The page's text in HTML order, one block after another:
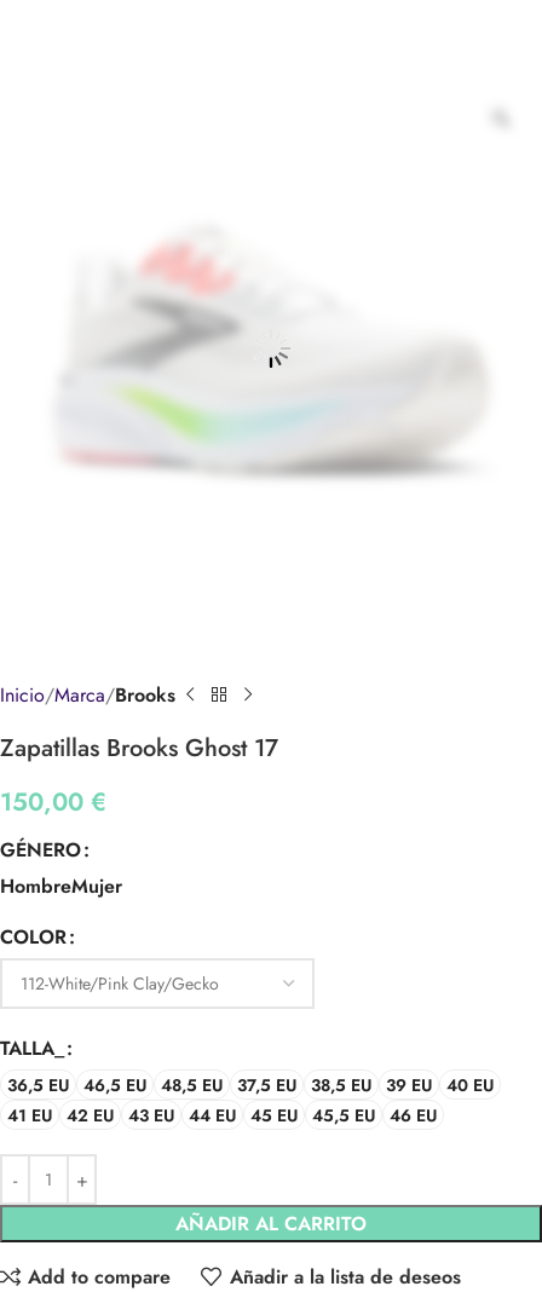
Inicio Marca Brooks
Zapatillas Brooks Ghost 17
150,00 €
GÉNERO
HombreMujer
COLOR
TALLA_
36,5 EU 46,5 EU 48,5 EU 37,5 EU 38,5 EU 39 EU 40 EU
41 EU 42 EU 43 EU 44 EU 45 EU 45,5 EU 46 EU
AÑADIR AL CARRITO
Add to compare
Añadir a la lista de deseos